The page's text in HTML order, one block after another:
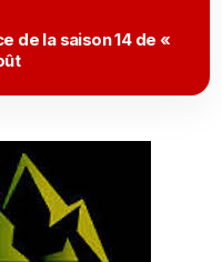
de la saison 14 de «